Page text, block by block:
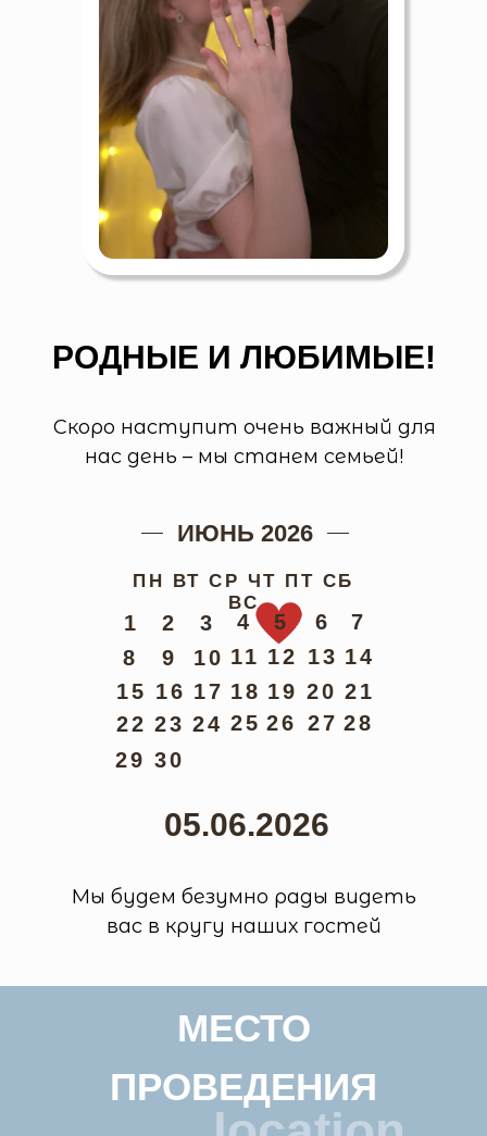
ПН ВТ СР ЧТ ПТ СБ
ВС
1
11
10
9
8
7
6
5
4
2
15
13
20
19
18
17
16
22
21
27
26
25
24
23
3
29
28
30
ИЮНЬ 2026
05.06.2026
12
РОДНЫЕ И ЛЮБИМЫЕ!
Скоро наступит очень важный для
нас день – мы станем семьей!
Мы будем безумно рады видеть
вас в кругу наших гостей
14
МЕСТО
ПРОВЕДЕНИЯ